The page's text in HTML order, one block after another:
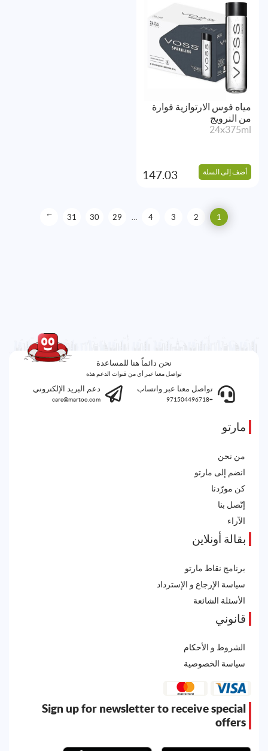
مياه فوس الارتوازية فوارة
من النرويج
24x375ml
أضف إلى السلة 147.03
1
2
3
4
…
29
30
31
→
نحن دائماً هنا للمساعدة
تواصل معنا عبر أي من قنوات الدعم هذه
تواصل معنا عبر واتساب
+971504496718
دعم البريد الإلكتروني
care@martoo.com
مارتو
من نحن
انضم إلى مارتو
كن مورّدنا
إتّصل بنا
الآراء
بقالة أونلاين
برنامج نقاط مارتو
سياسة الإرجاع و الإسترداد
الأسئلة الشائعة
قانوني
الشروط و الأحكام
سياسة الخصوصية
Sign up for newsletter to receive special
offers